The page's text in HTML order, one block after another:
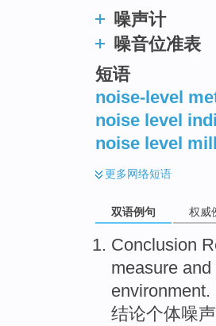
噪声计
噪音位准表
短语
noise-level
noise level
noise level
更多网络短语
双语例句 权威
Conclusion
measure and
environment.
结论个体噪声